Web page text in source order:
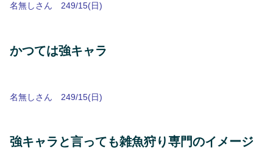
名無しさん 249/15(日)
かつては強キャラ
名無しさん 249/15(日)
強キャラと言っても雑魚狩り専門のイメージ